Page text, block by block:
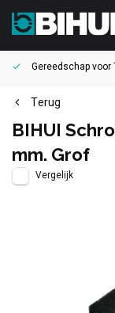
Gereedschap voor
Terug
BIHUI
mm. Grof
Vergelijk